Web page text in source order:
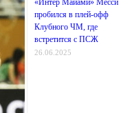
пробился в плей-офф
Клубного ЧМ, где
встретится с ПСЖ
26.06.2025